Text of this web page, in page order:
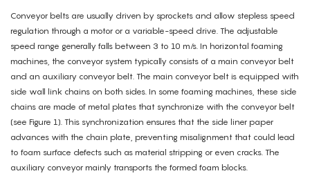
Conveyor belts are usually driven by sprockets and allow stepless speed
regulation through a motor or a variable-speed drive. The adjustable
speed range generally falls between 3 to 10 m/s. In horizontal foaming
machines, the conveyor system typically consists of a main conveyor belt
and an auxiliary conveyor belt. The main conveyor belt is equipped with
side wall link chains on both sides. In some foaming machines, these side
chains are made of metal plates that synchronize with the conveyor belt
(see Figure 1). This synchronization ensures that the side liner paper
advances with the chain plate, preventing misalignment that could lead
to foam surface defects such as material stripping or even cracks. The
auxiliary conveyor mainly transports the formed foam blocks.